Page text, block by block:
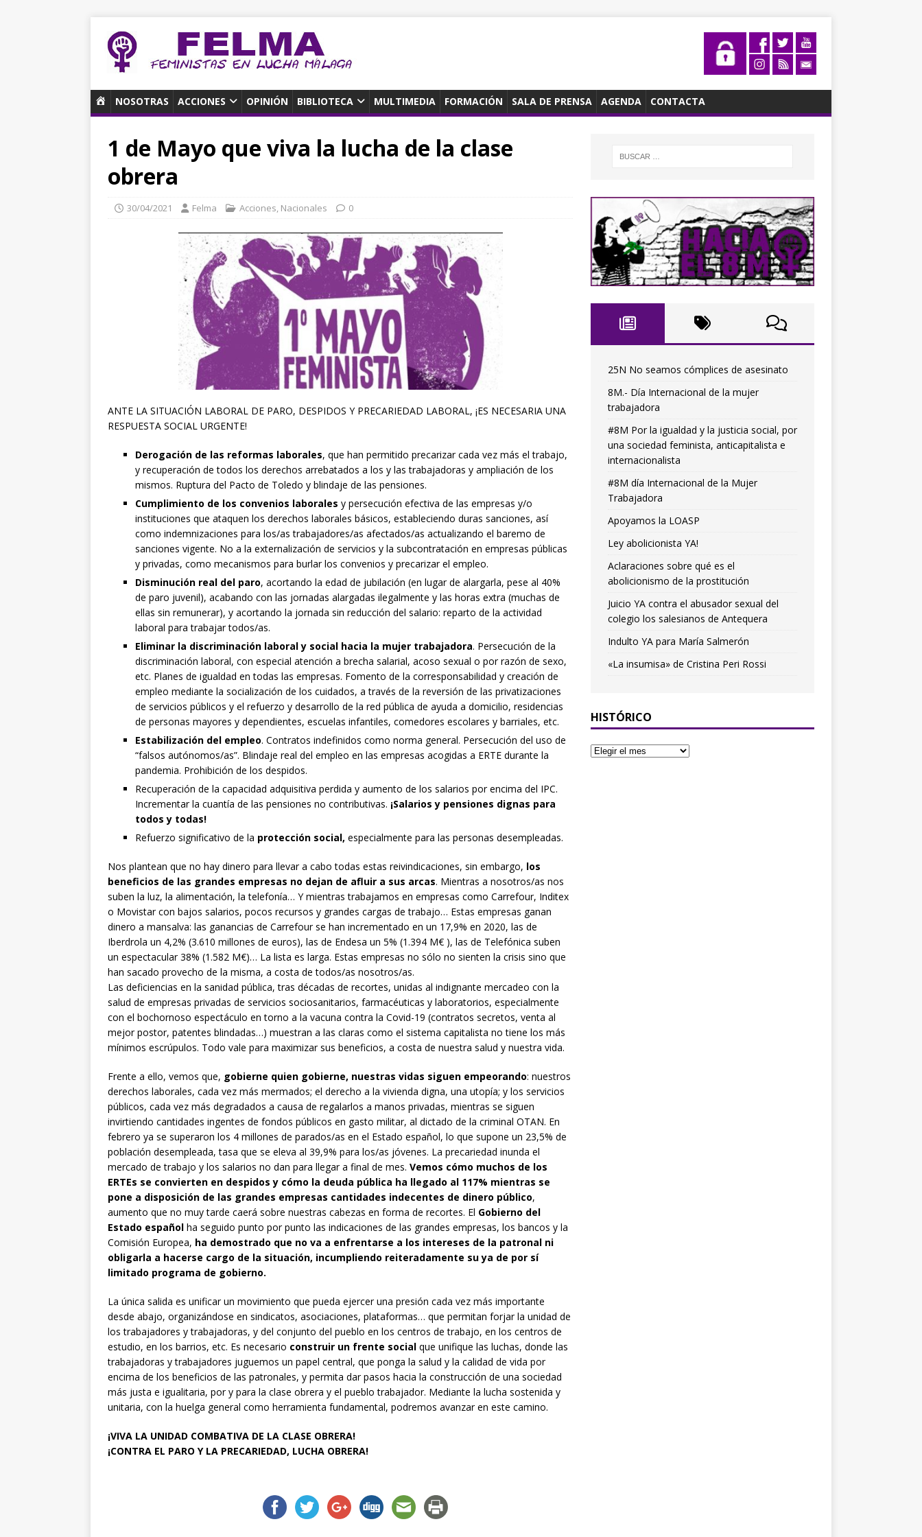
N
C
O
NOSOTRAS ACCIONES OPINIÓN BIBLIOTECA MULTIMEDIA FORMACIÓN SALA DE PRENSA AGENDA CONTACTA
1 de Mayo que viva la lucha de la clase
obrera
30/04/2021 Felma Acciones, Nacionales 0
ANTE LA SITUACIÓN LABORAL DE PARO, DESPIDOS Y PRECARIEDAD LABORAL, ¡ES NECESARIA UNA
RESPUESTA SOCIAL URGENTE!
Derogación de las reformas laborales, que han permitido precarizar cada vez más el trabajo,
y recuperación de todos los derechos arrebatados a los y las trabajadoras y ampliación de los
mismos. Ruptura del Pacto de Toledo y blindaje de las pensiones.
Cumplimiento de los convenios laborales y persecución efectiva de las empresas y/o
instituciones que ataquen los derechos laborales básicos, estableciendo duras sanciones, así
como indemnizaciones para los/as trabajadores/as afectados/as actualizando el baremo de
sanciones vigente. No a la externalización de servicios y la subcontratación en empresas públicas
y privadas, como mecanismos para burlar los convenios y precarizar el empleo.
Disminución real del paro, acortando la edad de jubilación (en lugar de alargarla, pese al 40%
de paro juvenil), acabando con las jornadas alargadas ilegalmente y las horas extra (muchas de
ellas sin remunerar), y acortando la jornada sin reducción del salario: reparto de la actividad
laboral para trabajar todos/as.
Eliminar la discriminación laboral y social hacia la mujer trabajadora. Persecución de la
discriminación laboral, con especial atención a brecha salarial, acoso sexual o por razón de sexo,
etc. Planes de igualdad en todas las empresas. Fomento de la corresponsabilidad y creación de
empleo mediante la socialización de los cuidados, a través de la reversión de las privatizaciones
de servicios públicos y el refuerzo y desarrollo de la red pública de ayuda a domicilio, residencias
de personas mayores y dependientes, escuelas infantiles, comedores escolares y barriales, etc.
Estabilización del empleo. Contratos indefinidos como norma general. Persecución del uso de
“falsos autónomos/as”. Blindaje real del empleo en las empresas acogidas a ERTE durante la
pandemia. Prohibición de los despidos.
Recuperación de la capacidad adquisitiva perdida y aumento de los salarios por encima del IPC.
Incrementar la cuantía de las pensiones no contributivas. ¡Salarios y pensiones dignas para
todos y todas!
Refuerzo significativo de la protección social, especialmente para las personas desempleadas.
Nos plantean que no hay dinero para llevar a cabo todas estas reivindicaciones, sin embargo, los
beneficios de las grandes empresas no dejan de afluir a sus arcas. Mientras a nosotros/as nos
suben la luz, la alimentación, la telefonía… Y mientras trabajamos en empresas como Carrefour, Inditex
o Movistar con bajos salarios, pocos recursos y grandes cargas de trabajo… Estas empresas ganan
dinero a mansalva: las ganancias de Carrefour se han incrementado en un 17,9% en 2020, las de
Iberdrola un 4,2% (3.610 millones de euros), las de Endesa un 5% (1.394 M€ ), las de Telefónica suben
un espectacular 38% (1.582 M€)… La lista es larga. Estas empresas no sólo no sienten la crisis sino que
han sacado provecho de la misma, a costa de todos/as nosotros/as.
Las deficiencias en la sanidad pública, tras décadas de recortes, unidas al indignante mercadeo con la
salud de empresas privadas de servicios sociosanitarios, farmacéuticas y laboratorios, especialmente
con el bochornoso espectáculo en torno a la vacuna contra la Covid-19 (contratos secretos, venta al
mejor postor, patentes blindadas…) muestran a las claras como el sistema capitalista no tiene los más
mínimos escrúpulos. Todo vale para maximizar sus beneficios, a costa de nuestra salud y nuestra vida.
Frente a ello, vemos que, gobierne quien gobierne, nuestras vidas siguen empeorando: nuestros
derechos laborales, cada vez más mermados; el derecho a la vivienda digna, una utopía; y los servicios
públicos, cada vez más degradados a causa de regalarlos a manos privadas, mientras se siguen
invirtiendo cantidades ingentes de fondos públicos en gasto militar, al dictado de la criminal OTAN. En
febrero ya se superaron los 4 millones de parados/as en el Estado español, lo que supone un 23,5% de
población desempleada, tasa que se eleva al 39,9% para los/as jóvenes. La precariedad inunda el
mercado de trabajo y los salarios no dan para llegar a final de mes. Vemos cómo muchos de los
ERTEs se convierten en despidos y cómo la deuda pública ha llegado al 117% mientras se
pone a disposición de las grandes empresas cantidades indecentes de dinero público,
aumento que no muy tarde caerá sobre nuestras cabezas en forma de recortes. El Gobierno del
Estado español ha seguido punto por punto las indicaciones de las grandes empresas, los bancos y la
Comisión Europea, ha demostrado que no va a enfrentarse a los intereses de la patronal ni
obligarla a hacerse cargo de la situación, incumpliendo reiteradamente su ya de por sí
limitado programa de gobierno.
La única salida es unificar un movimiento que pueda ejercer una presión cada vez más importante
desde abajo, organizándose en sindicatos, asociaciones, plataformas… que permitan forjar la unidad de
los trabajadores y trabajadoras, y del conjunto del pueblo en los centros de trabajo, en los centros de
estudio, en los barrios, etc. Es necesario construir un frente social que unifique las luchas, donde las
trabajadoras y trabajadores juguemos un papel central, que ponga la salud y la calidad de vida por
encima de los beneficios de las patronales, y permita dar pasos hacia la construcción de una sociedad
más justa e igualitaria, por y para la clase obrera y el pueblo trabajador. Mediante la lucha sostenida y
unitaria, con la huelga general como herramienta fundamental, podremos avanzar en este camino.
¡VIVA LA UNIDAD COMBATIVA DE LA CLASE OBRERA!
¡CONTRA EL PARO Y LA PRECARIEDAD, LUCHA OBRERA!
25N No seamos cómplices de asesinato
8M.- Día Internacional de la mujer
trabajadora
#8M Por la igualdad y la justicia social, por
una sociedad feminista, anticapitalista e
internacionalista
#8M día Internacional de la Mujer
Trabajadora
Apoyamos la LOASP
Ley abolicionista YA!
Aclaraciones sobre qué es el
abolicionismo de la prostitución
Juicio YA contra el abusador sexual del
colegio los salesianos de Antequera
Indulto YA para María Salmerón
«La insumisa» de Cristina Peri Rossi
HISTÓRICO